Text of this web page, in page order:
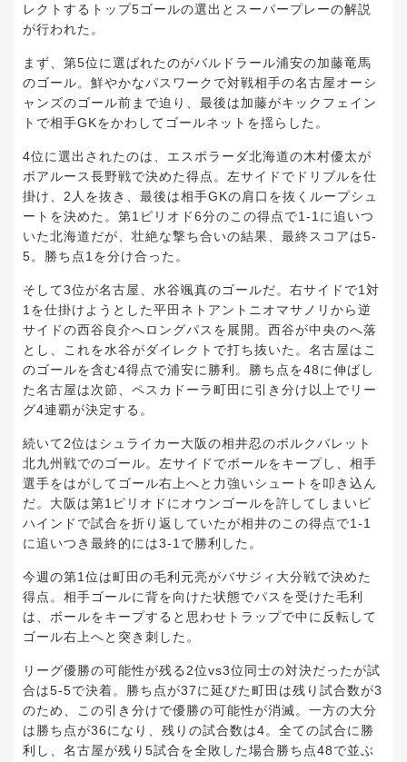
レクトするトップ5ゴールの選出とスーパープレーの解説
が行われた。
まず、第5位に選ばれたのがバルドラール浦安の加藤竜馬
のゴール。鮮やかなパスワークで対戦相手の名古屋オーシ
ャンズのゴール前まで迫り、最後は加藤がキックフェイン
トで相手GKをかわしてゴールネットを揺らした。
4位に選出されたのは、エスポラーダ北海道の木村優太が
ボアルース長野戦で決めた得点。左サイドでドリブルを仕
掛け、2人を抜き、最後は相手GKの肩口を抜くループシュ
ートを決めた。第1ピリオド6分のこの得点で1-1に追いつ
いた北海道だが、壮絶な撃ち合いの結果、最終スコアは5-
5。勝ち点1を分け合った。
そして3位が名古屋、水谷颯真のゴールだ。右サイドで1対
1を仕掛けようとした平田ネトアントニオマサノリから逆
サイドの西谷良介へロングパスを展開。西谷が中央のへ落
とし、これを水谷がダイレクトで打ち抜いた。名古屋はこ
のゴールを含む4得点で浦安に勝利。勝ち点を48に伸ばし
た名古屋は次節、ペスカドーラ町田に引き分け以上でリー
グ4連覇が決定する。
続いて2位はシュライカー大阪の相井忍のボルクバレット
北九州戦でのゴール。左サイドでボールをキープし、相手
選手をはがしてゴール右上へと力強いシュートを叩き込ん
だ。大阪は第1ピリオドにオウンゴールを許してしまいビ
ハインドで試合を折り返していたが相井のこの得点で1-1
に追いつき最終的には3-1で勝利した。
今週の第1位は町田の毛利元亮がバサジィ大分戦で決めた
得点。相手ゴールに背を向けた状態でパスを受けた毛利
は、ボールをキープすると思わせトラップで中に反転して
ゴール右上へと突き刺した。
リーグ優勝の可能性が残る2位vs3位同士の対決だったが試
合は5-5で決着。勝ち点が37に延びた町田は残り試合数が3
のため、この引き分けで優勝の可能性が消滅。一方の大分
は勝ち点が36になり、残りの試合数は4。全ての試合に勝
利し、名古屋が残り5試合を全敗した場合勝ち点48で並ぶ